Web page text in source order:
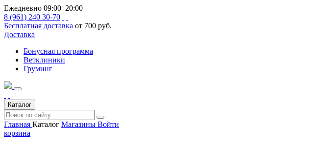
Ежедневно 09:00–20:00
8 (961) 240 30-70
Бесплатная доставка от 700 руб.
Доставка
Бонусная программа
Ветклиники
Груминг
Каталог
Главная Каталог Магазины Войти
корзина